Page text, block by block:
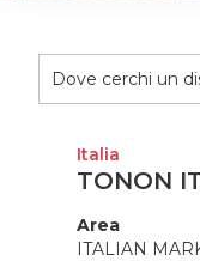
Italia
TONON
Area
ITALIAN